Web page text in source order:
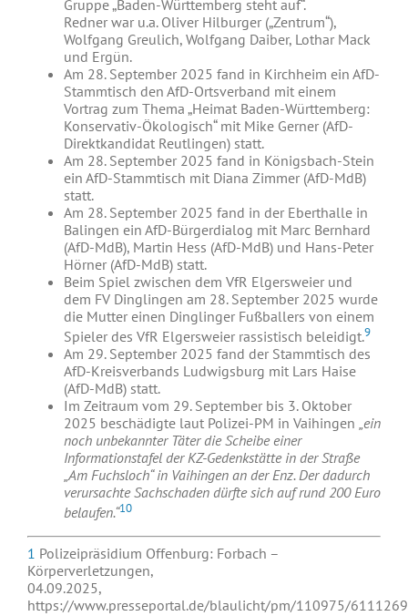
Gruppe „Baden-Württemberg steht auf“.
Redner war u.a. Oliver Hilburger („Zentrum“),
Wolfgang Greulich, Wolfgang Daiber, Lothar Mack
und Ergün.
Am 28. September 2025 fand in Kirchheim ein AfD-
Stammtisch den AfD-Ortsverband mit einem
Vortrag zum Thema „Heimat Baden-Württemberg:
Konservativ-Ökologisch“ mit Mike Gerner (AfD-
Direktkandidat Reutlingen) statt.
Am 28. September 2025 fand in Königsbach-Stein
ein AfD-Stammtisch mit Diana Zimmer (AfD-MdB)
statt.
Am 28. September 2025 fand in der Eberthalle in
Balingen ein AfD-Bürgerdialog mit Marc Bernhard
(AfD-MdB), Martin Hess (AfD-MdB) und Hans-Peter
Hörner (AfD-MdB) statt.
Beim Spiel zwischen dem VfR Elgersweier und
dem FV Dinglingen am 28. September 2025 wurde
die Mutter einen Dinglinger Fußballers von einem
Spieler des VfR Elgersweier rassistisch beleidigt.9
Am 29. September 2025 fand der Stammtisch des
AfD-Kreisverbands Ludwigsburg mit Lars Haise
(AfD-MdB) statt.
Im Zeitraum vom 29. September bis 3. Oktober
2025 beschädigte laut Polizei-PM in Vaihingen „ein
noch unbekannter Täter die Scheibe einer
Informationstafel der KZ-Gedenkstätte in der Straße
„Am Fuchsloch“ in Vaihingen an der Enz. Der dadurch
verursachte Sachschaden dürfte sich auf rund 200 Euro
belaufen.“10
1 Polizeipräsidium Offenburg: Forbach –
Körperverletzungen,
04.09.2025,
https://www.presseportal.de/blaulicht/pm/110975/6111269